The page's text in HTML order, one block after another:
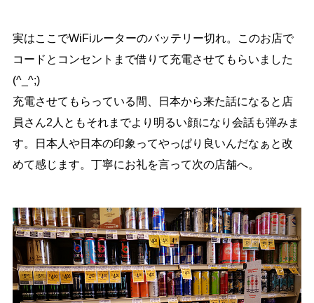
実はここでWiFiルーターのバッテリー切れ。このお店で
コードとコンセントまで借りて充電させてもらいました
(^_^;)
充電させてもらっている間、日本から来た話になると店
員さん2人ともそれまでより明るい顔になり会話も弾みま
す。日本人や日本の印象ってやっぱり良いんだなぁと改
めて感じます。丁寧にお礼を言って次の店舗へ。